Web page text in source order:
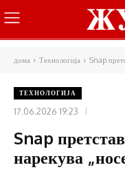
дома Технологија Snap
ТЕХНОЛОГИЈА
17.06.2026 19:23
Snap
нарекува